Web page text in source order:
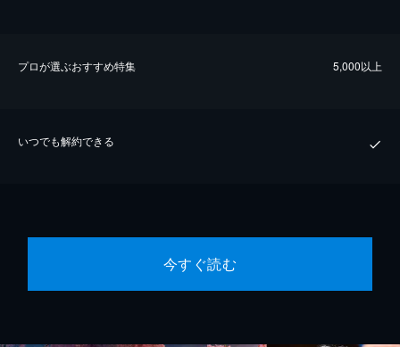
プロが選ぶおすすめ特集 5,000以上
いつでも解約できる
今すぐ読む